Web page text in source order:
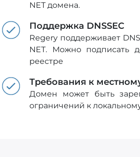
NET домена.
Поддержка DNSSEC
Regery поддерживает
NET. Можно подписать
реестре
Требования к
Домен может быть
ограничений к